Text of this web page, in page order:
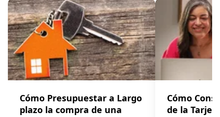
Cómo Presupuestar a Largo
plazo la compra de una
Cómo
de la